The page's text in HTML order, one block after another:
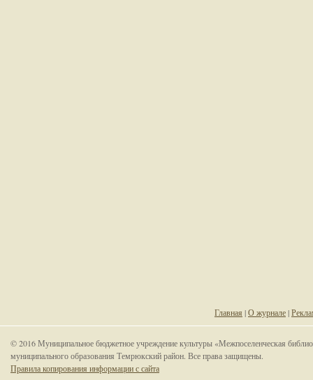
Главная |О журнале|
© 2016 Муниципальное бюджетное учреждение культуры «Межпоселенческая
муниципального образования Темрюкский район. Все права защищены.
Правила копирования информации с сайта